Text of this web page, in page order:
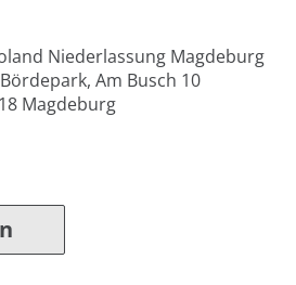
Niederlassung Magdeburg
Am Busch 10
Magdeburg